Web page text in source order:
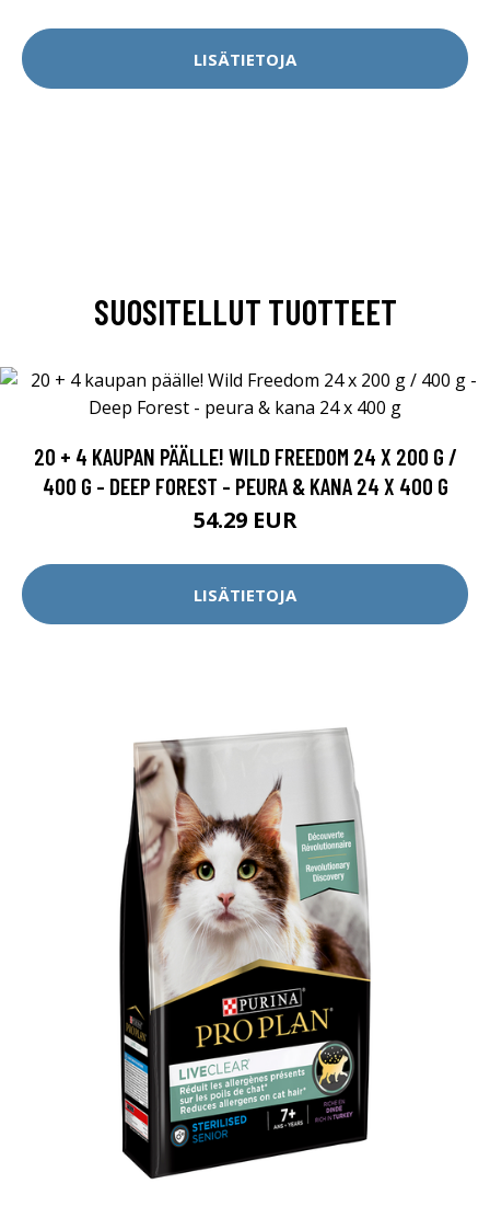
LISÄTIETOJA
SUOSITELLUT TUOTTEET
20 + 4 KAUPAN PÄÄLLE! WILD FREEDOM 24 X 200 G /
400 G - DEEP FOREST - PEURA & KANA 24 X 400 G
54.29 EUR
LISÄTIETOJA